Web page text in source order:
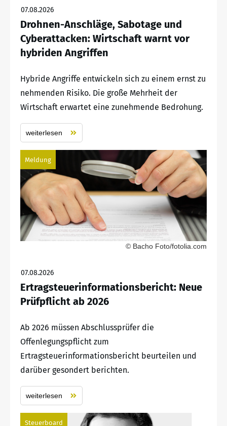
07.08.2026
Drohnen-Anschläge, Sabotage und
Cyberattacken: Wirtschaft warnt vor
hybriden Angriffen
Hybride Angriffe entwickeln sich zu einem ernst zu
nehmenden Risiko. Die große Mehrheit der
Wirtschaft erwartet eine zunehmende Bedrohung.
weiterlesen
Meldung
© Bacho Foto/fotolia.com
07.08.2026
Ertragsteuerinformationsbericht: Neue
Prüfpflicht ab 2026
Ab 2026 müssen Abschlussprüfer die
Offenlegungspflicht zum
Ertragsteuerinformationsbericht beurteilen und
darüber gesondert berichten.
weiterlesen
Steuerboard